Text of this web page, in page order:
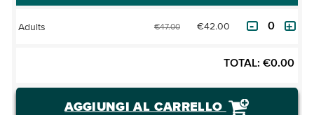
Adults €47.00 €42.00
TOTAL: €0.00
AGGIUNGI AL CARRELLO